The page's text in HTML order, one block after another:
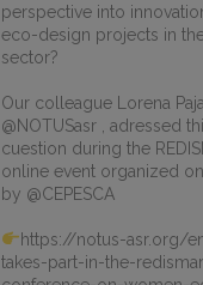
perspective into
eco-design projects in
sector?
Our colleague Lorena
@NOTUSasr , adressed
cuestion during the
online event organized
by @CEPESCA
https://notus-asr.org/
takes-part-in-the-